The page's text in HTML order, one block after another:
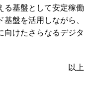
る基盤として安定稼働
盤を活用しながら、
向けたさらなるデジタ
以上